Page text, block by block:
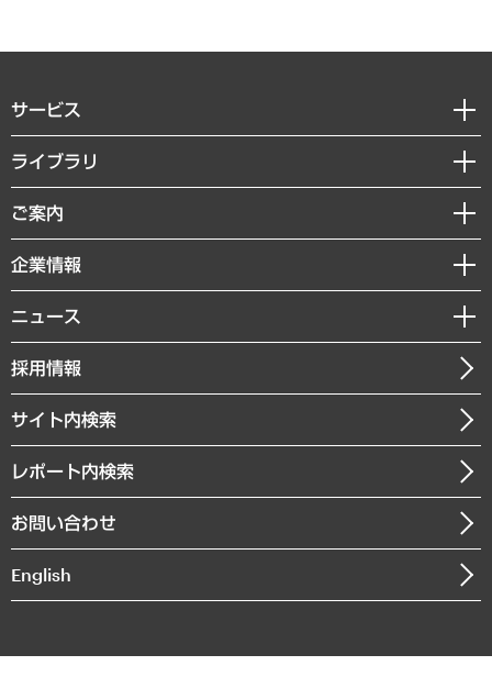
サービス
経営戦略
組織・人事戦略
デジタルイノベーション
共生・ダイバーシティ
GRC（ガバナンス・リスク・コンプライアンス）・防災（政策）
経済・産業・雇用・労働
まちづくり・観光・交通・スポーツ・スマートシティ
自然資源・農林水産業・食料システム
ライブラリ
経済調査
レポート
コラム
経営用語集
受託・受注実績（官公庁関連）
メディア掲載・出演
ご案内
セミナー・イベント情報
MUFGビジネスセミナー
受託案件情報
企業情報
私たちの想い
社長メッセージ
会社概要
沿革
組織図・本部部室紹介
インドネシア現地法人
個人情報保護方針
ニュース
ニュースリリース
お知らせ
採用情報
サイト内検索
レポート内検索
お問い合わせ
English